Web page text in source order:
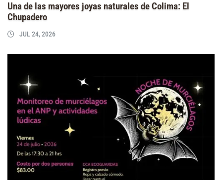
Una de las mayores joyas naturales de Colima: El
Chupadero
JUL 24, 2026